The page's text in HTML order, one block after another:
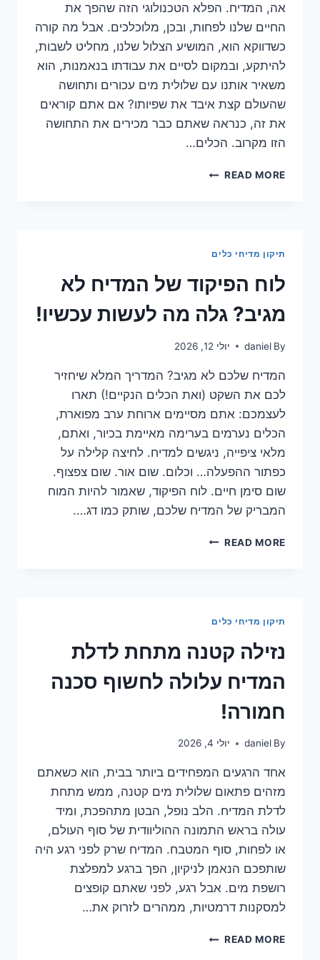
אה, המדיח. הפלא הטכנולוגי הזה שהפך את
החיים שלנו לפחות, ובכן, מלוכלכים. אבל מה קורה
כשדווקא הוא, המושיע הצלול שלנו, מחליט לשבות,
להיתקע, ובמקום לסיים את עבודתו בנאמנות, הוא
משאיר אותנו עם שלולית מים עכורים ותחושה
שהעולם קצת איבד את שפיותו? אם אתם קוראים
את זה, כנראה שאתם כבר מכירים את התחושה
הזו מקרוב. הכלים…
READ MOREפתרון
השטיפה?
תיקון מדיחי כלים
לוח הפיקוד של המדיח לא
מגיב? גלה מה לעשות עכשיו!
By
daniel יולי 12, 2026
המדיח שלכם לא מגיב? המדריך המלא שיחזיר
לכם את השקט (ואת הכלים הנקיים!) תארו
לעצמכם: אתם מסיימים ארוחת ערב מפוארת,
הכלים נערמים בערימה מאיימת בכיור, ואתם,
מלאי ציפייה, ניגשים למדיח. לחיצה קלילה על
כפתור ההפעלה… וכלום. שום אור. שום צפצוף.
שום סימן חיים. לוח הפיקוד, שאמור להיות המוח
המבריק של המדיח שלכם, שותק כמו דג….
READ MOREלוח
לעשות
עכשיו!
תיקון מדיחי כלים
נזילה קטנה מתחת לדלת
המדיח עלולה לחשוף סכנה
חמורה!
By
daniel יולי 4, 2026
אחד הרגעים המפחידים ביותר בבית, הוא כשאתם
מזהים פתאום שלולית מים קטנה, ממש מתחת
לדלת המדיח. הלב נופל, הבטן מתהפכת, ומיד
עולה בראש התמונה ההוליוודית של סוף העולם,
או לפחות, סוף המטבח. המדיח שרק לפני רגע היה
שותפכם הנאמן לניקיון, הפך ברגע למפלצת
רושפת מים. אבל רגע, לפני שאתם קופצים
למסקנות דרמטיות, ממהרים לזרוק את…
READ MOREנזילה